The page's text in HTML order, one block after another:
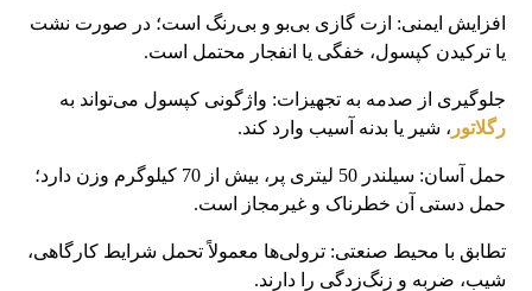
افزایش ایمنی: ازت گازی بی‌بو و بی‌رنگ است؛ در صورت نشت
یا ترکیدن کپسول، خفگی یا انفجار محتمل است.
جلوگیری از صدمه به تجهیزات: واژگونی کپسول می‌تواند به
رگلاتور ، شیر یا بدنه آسیب وارد کند.
حمل آسان: سیلندر 50 لیتری پر، بیش از 70 کیلوگرم وزن دارد؛
حمل دستی آن خطرناک و غیرمجاز است.
تطابق با محیط صنعتی: ترولی‌ها معمولاً تحمل شرایط کارگاهی،
شیب، ضربه و زنگ‌زدگی را دارند.